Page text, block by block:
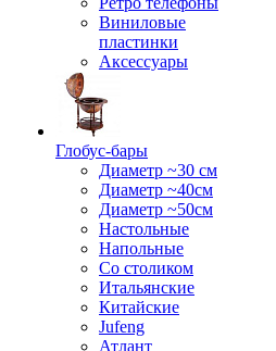
Виниловые
пластинки
Аксессуары
Глобус-бары
Диаметр ~30 см
Диаметр ~40см
Диаметр ~50см
Настольные
Напольные
Со столиком
Итальянские
Китайские
Jufeng
Атлант